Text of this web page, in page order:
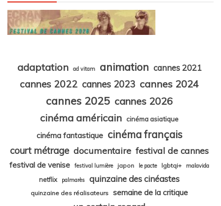
adaptation ad vitam animation cannes 2021
cannes 2022 cannes 2023 cannes 2024
cannes 2025 cannes 2026
cinéma américain
cinéma asiatique
cinéma fantastique cinéma français
court métrage documentaire festival de cannes
festival de venise festival lumière japon le pacte lgbtqi+ malavida
netflix palmarès quinzaine des cinéastes
quinzaine des réalisateurs semaine de la critique